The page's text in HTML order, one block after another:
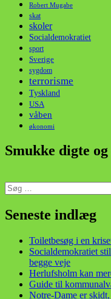
Robert Mugabe
skat
skoler
Socialdemokratiet
sport
Sverige
sygdom
terrorisme
Tyskland
USA
våben
økonomi
Smukke digte
Søg
efter:
Seneste indlæg
Toiletbesøg i en
Socialdemokratiet
begge veje
Herlufsholm kan
Guide til
Notre-Dame er